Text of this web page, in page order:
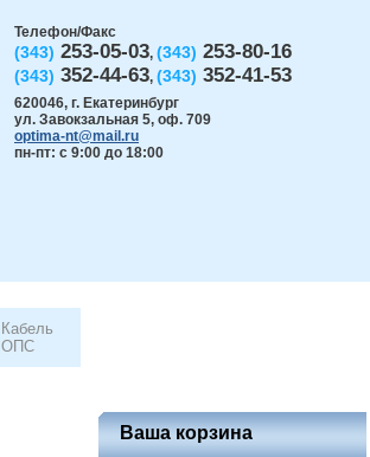
Телефон/Факс
(343) 253-05-03, (343) 253-80-16
(343) 352-44-63, (343) 352-41-53
620046, г. Екатеринбург
ул. Завокзальная 5, оф. 709
optima-nt@mail.ru
пн-пт: с 9:00 до 18:00
Кабель
ОПС
Ваша корзина